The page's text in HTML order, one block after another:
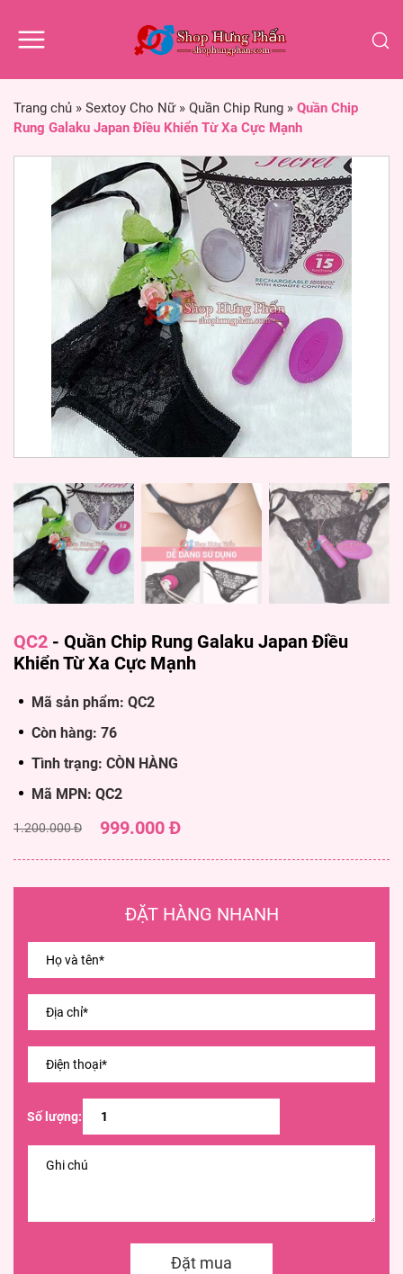
Trang chủ » Sextoy Cho Nữ» Quần Chip Rung » Quần Chip
Rung Galaku Japan Điều Khiển Từ Xa Cực Mạnh
QC2 - Quần Chip Rung Galaku Japan Điều
Khiển Từ Xa Cực Mạnh
Mã sản phẩm: QC2
Còn hàng: 76
Tình trạng: CÒN HÀNG
Mã MPN: QC2
1.200.000 Đ 999.000 Đ
ĐẶT HÀNG NHANH
Số lượng:
Đặt mua